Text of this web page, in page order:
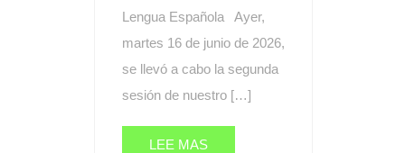
Lengua Española Ayer,
martes 16 de junio de 2026,
se llevó a cabo la segunda
sesión de nuestro […]
LEE MAS